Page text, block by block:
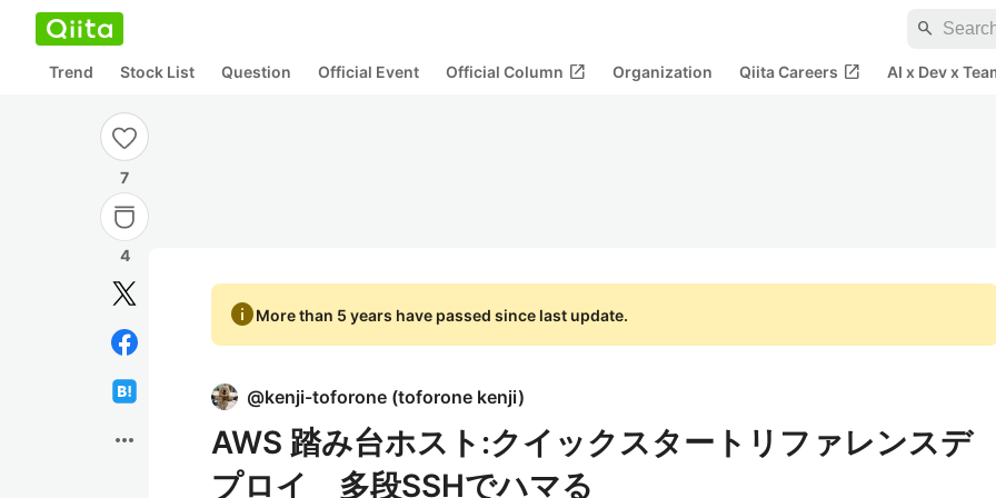
search
Trend Stock List Question Official Event Official Column open_in_new Organization Qiita Careers open_in_new AI x Dev x
7
4
more_horiz
infoMore than 5 years have passed since last update.
@kenji-toforone (toforone kenji)
AWS 踏み台ホスト:クイックスタートリファレンスデ
プロイ 多段SSHでハマる